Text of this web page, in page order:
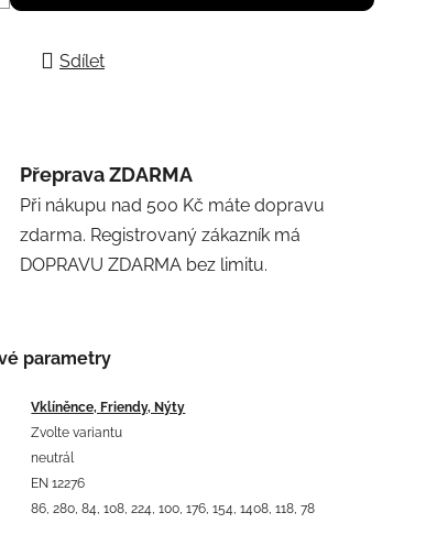
Sdílet
Přeprava ZDARMA
Při nákupu nad 500 Kč máte dopravu
zdarma. Registrovaný zákazník má
DOPRAVU ZDARMA bez limitu.
parametry
Vklíněnce, Friendy, Nýty
Zvolte variantu
neutrál
EN 12276
86, 280, 84, 108, 224, 100, 176, 154, 1408, 118, 78